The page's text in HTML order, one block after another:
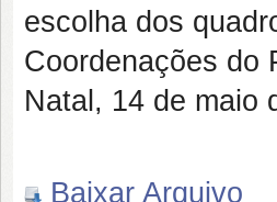
escolha dos
Coordenações do
Natal, 14 de maio
Baixar Arquivo